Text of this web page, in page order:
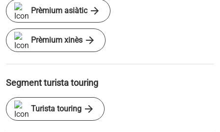
Prèmium asiàtic arrow_forward
Prèmium xinès arrow_forward
Segment turista touring
Turista touring arrow_forward